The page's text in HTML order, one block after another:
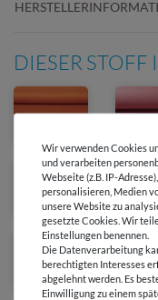
DIESER STOFF
Wir verwenden Cookies
und verarbeiten
Webseite (z.B. IP-
personalisieren, Medien
unsere Website zu
gesetzte Cookies. Wir
Einstellungen benennen.
Die Datenverarbeitung
berechtigten Interesses
abgelehnt werden. Es
Einwilligung zu einem